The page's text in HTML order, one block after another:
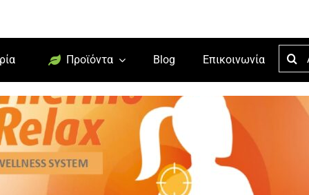
Προϊόντα Blog Επικοινωνία
for: